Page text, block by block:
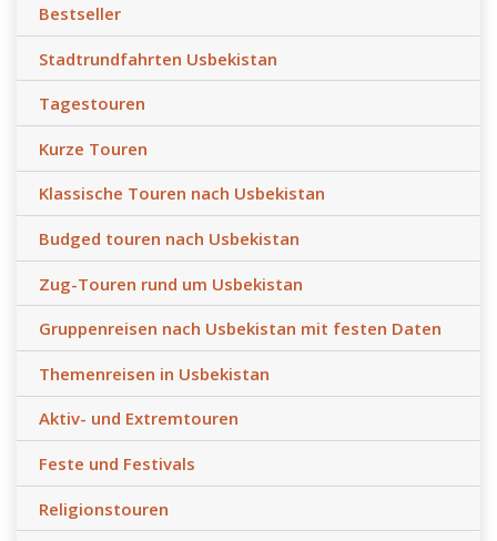
Bestseller
Stadtrundfahrten Usbekistan
Tagestouren
Kurze Touren
Klassische Touren nach Usbekistan
Budged touren nach Usbekistan
Zug-Touren rund um Usbekistan
Gruppenreisen nach Usbekistan mit festen Daten
Themenreisen in Usbekistan
Aktiv- und Extremtouren
Feste und Festivals
Religionstouren